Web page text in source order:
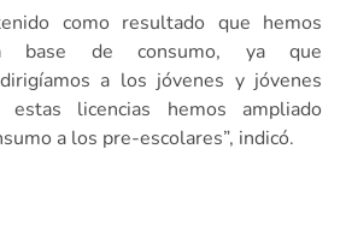
como resultado que hemos
base de consumo, ya que
a los jóvenes y jóvenes
licencias hemos ampliado
a los pre-escolares”, indicó.